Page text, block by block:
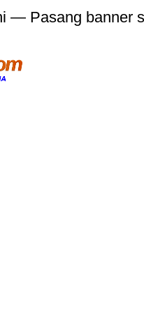
— Pasang banner